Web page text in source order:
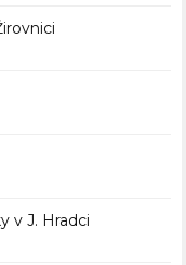
v J. Hradci